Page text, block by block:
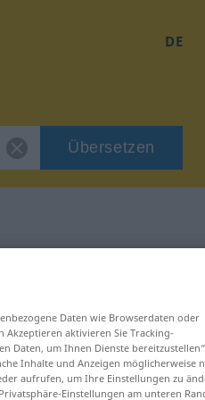
DE
Übersetzen
Daten wie Browserdaten oder
aktivieren Sie Tracking-
Daten, um Ihnen Dienste bereitzustellen“
Inhalte und Anzeigen möglicherweise
aufrufen, um Ihre Einstellungen zu
Einstellungen am unteren